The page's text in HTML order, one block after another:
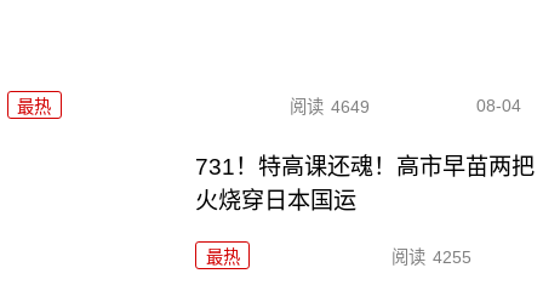
最热 阅读 4649 08-04
731！特高课还魂！高市早苗两把
火烧穿日本国运
最热 阅读 4255